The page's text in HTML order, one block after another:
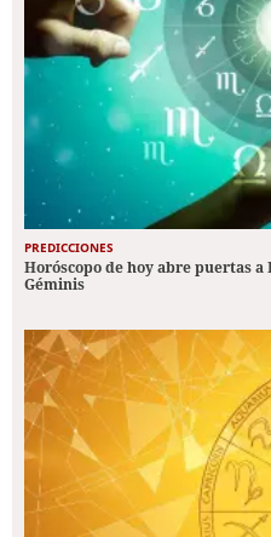
PREDICCIONES
Horóscopo de hoy abre puertas
Géminis